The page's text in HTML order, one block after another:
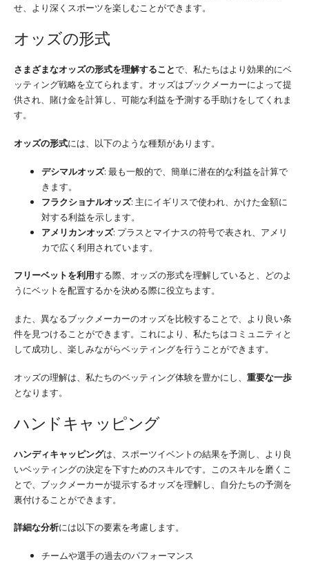
せ、より深くスポーツを楽しむことができます。
オッズの形式
さまざまなオッズの形式を理解することで、私たちはより効果的にベ
ッティング戦略を立てられます。オッズはブックメーカーによって提
供され、賭け金を計算し、可能な利益を予測する手助けをしてくれま
す。
オッズの形式には、以下のような種類があります。
デシマルオッズ: 最も一般的で、簡単に潜在的な利益を計算で
きます。
フラクショナルオッズ: 主にイギリスで使われ、かけた金額に
対する利益を示します。
アメリカンオッズ: プラスとマイナスの符号で表され、アメリ
カで広く利用されています。
フリーベットを利用する際、オッズの形式を理解していると、どのよ
うにベットを配置するかを決める際に役立ちます。
また、異なるブックメーカーのオッズを比較することで、より良い条
件を見つけることができます。これにより、私たちはコミュニティと
して成功し、楽しみながらベッティングを行うことができます。
オッズの理解は、私たちのベッティング体験を豊かにし、 重要な一歩
となります。
ハンドキャッピング
ハンディキャッピングは、スポーツイベントの結果を予測し、より良
いベッティングの決定を下すためのスキルです。このスキルを磨くこ
とで、ブックメーカーが提示するオッズを理解し、自分たちの予測を
裏付けることができます。
詳細な分析には以下の要素を考慮します。
チームや選手の過去のパフォーマンス